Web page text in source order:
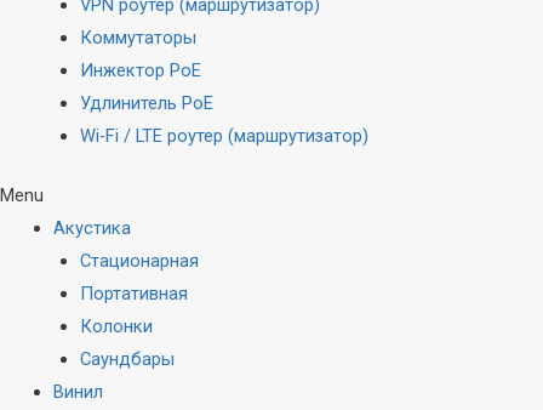
VPN роутер (маршрутизатор)
Коммутаторы
Инжектор PoE
Удлинитель PoE
Wi-Fi / LTE роутер (маршрутизатор)
Menu
Акустика
Стационарная
Портативная
Колонки
Саундбары
Винил